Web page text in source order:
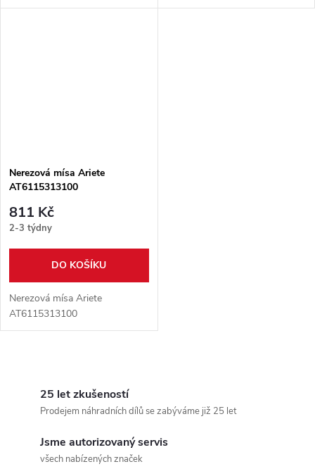
Nerezová mísa Ariete
AT6115313100
811 Kč
2-3 týdny
DO KOŠÍKU
Nerezová mísa Ariete
AT6115313100
25 let zkušeností
Prodejem náhradních dílů se zabýváme již 25 let
Jsme autorizovaný servis
všech nabízených značek